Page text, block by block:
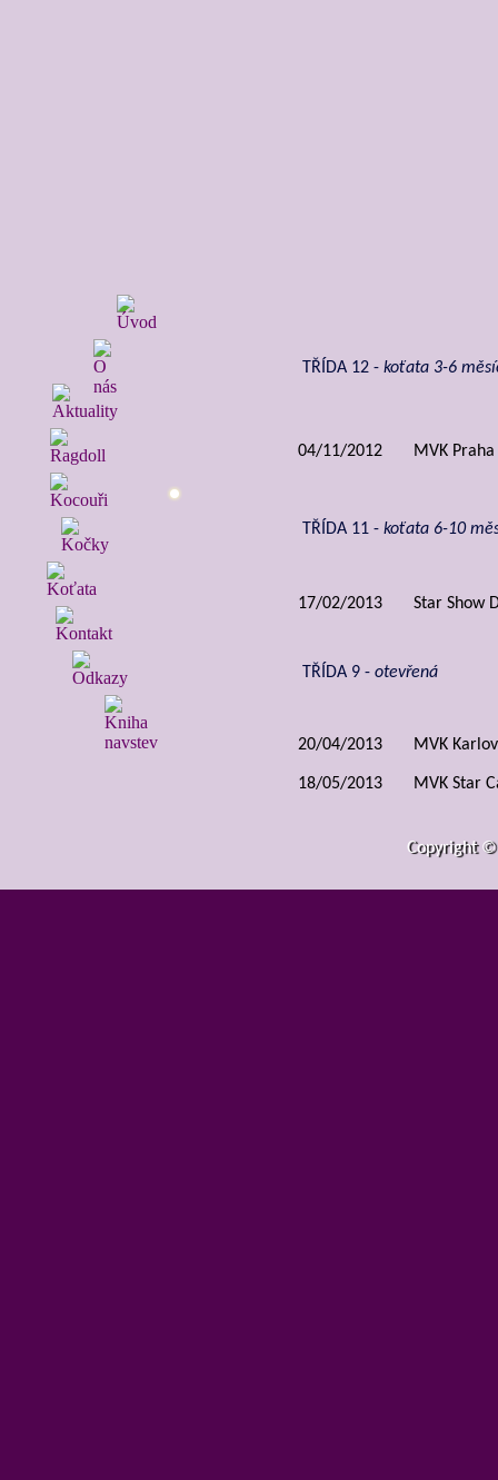
TŘÍDA 12 - koťata 3-6
04/11/2012 MVK Praha
TŘÍDA 11 - koťata 6-10
17/02/2013 Star Show
TŘÍDA 9 - otevřená
20/04/2013 MVK
18/05/2013 MVK Star
Copyright ©